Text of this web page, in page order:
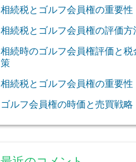
相続税とゴルフ会員権の重要性
相続税とゴルフ会員権の評価方
相続時のゴルフ会員権評価と税
策
相続税とゴルフ会員権の重要性
ゴルフ会員権の時価と売買戦略